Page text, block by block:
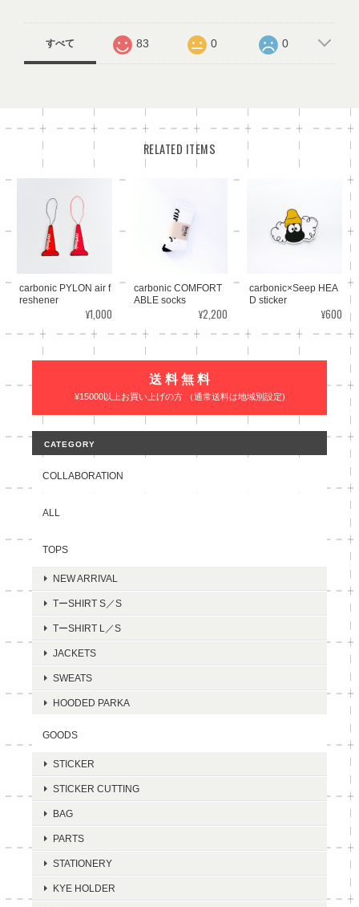
すべて 83 0 0
RELATED ITEMS
carbonic PYLON air f
reshener
¥1,000
carbonic COMFORT
ABLE socks
¥2,200
carbonic×Seep HEA
D sticker
¥600
送 料 無 料
¥15000以上お買い上げの方 （通常送料は地域別設定)
CATEGORY
COLLABORATION
ALL
TOPS
NEW ARRIVAL
TーSHIRT S／S
TーSHIRT L／S
JACKETS
SWEATS
HOODED PARKA
GOODS
STICKER
STICKER CUTTING
BAG
PARTS
STATIONERY
KYE HOLDER